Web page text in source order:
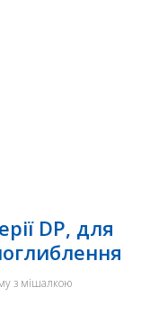
DP, для
з мішалкою